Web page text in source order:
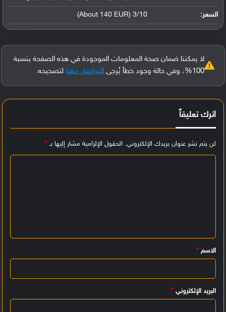
السعر: 3/10 (About 140 EUR)
لا يمكننا ضمان صحة المعلومات الموجودة في هذه الصفحة بنسبة
100%، وفي حالة وجود خطأ يُرجى
التواصل معنا لتصحيحه.
اترك تعليقاً
لن يتم نشر عنوان بريدك الإلكتروني. الحقول الإلزامية مشار إليها بـ*
ي
ق
الاسم *
البريد الإلكتروني *